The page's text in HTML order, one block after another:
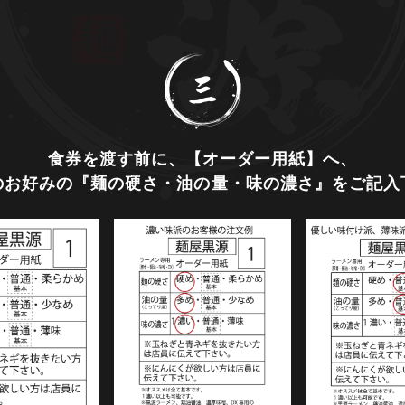
食券を渡す前に、【オーダー用紙】へ、
好みの 『麺の硬さ・油の量・味の濃さ』を ご記